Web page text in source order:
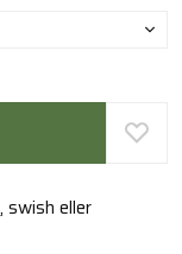
swish eller